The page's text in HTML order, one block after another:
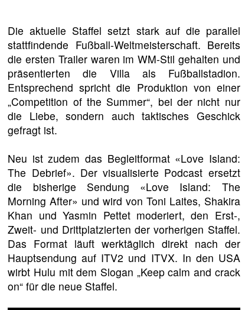
Die aktuelle Staffel setzt stark auf die parallel
stattfindende Fußball-Weltmeisterschaft. Bereits
die ersten Trailer waren im WM-Stil gehalten und
präsentierten die Villa als Fußballstadion.
Entsprechend spricht die Produktion von einer
„Competition of the Summer“, bei der nicht nur
die Liebe, sondern auch taktisches Geschick
gefragt ist.
Neu ist zudem das Begleitformat «Love Island:
The Debrief». Der visualisierte Podcast ersetzt
die bisherige Sendung «Love Island: The
Morning After» und wird von Toni Laites, Shakira
Khan und Yasmin Pettet moderiert, den Erst-,
Zweit- und Drittplatzierten der vorherigen Staffel.
Das Format läuft werktäglich direkt nach der
Hauptsendung auf ITV2 und ITVX. In den USA
wirbt Hulu mit dem Slogan „Keep calm and crack
on“ für die neue Staffel.